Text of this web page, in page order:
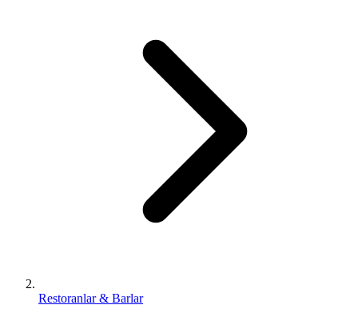
Restoranlar & Barlar